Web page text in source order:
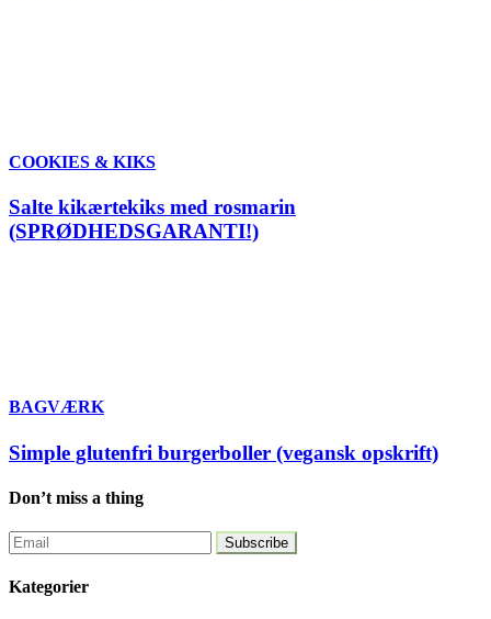
COOKIES & KIKS
Salte kikærtekiks med rosmarin
(SPRØDHEDSGARANTI!)
BAGVÆRK
Simple glutenfri burgerboller (vegansk opskrift)
Don’t miss a thing
Kategorier